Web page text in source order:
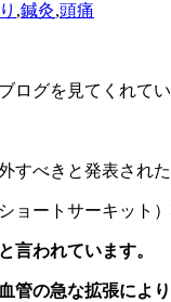
,鍼灸,頭痛
ログを見てくれて
すべきと発表され
ョートサーキット）
言われています。
血管の急な拡張によ